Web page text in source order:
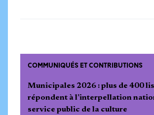
COMMUNIQUÉS ET CONTRIBUTIONS
Municipales 2026 : plus de 400
répondent à l’interpellation
service public de la culture